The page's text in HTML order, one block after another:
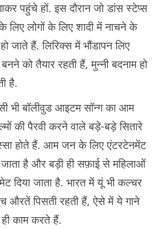
पहुंचे हों. इस दौरान जो डांस स्टेप्स
लिए लोगों के लिए शादी में नाचने के
जाते हैं. लिरिक्स में भौंडापन लिए
को तैयार रहती हैं, मुन्नी बदनाम हो
है.
भी बॉलीवुड आइटम सॉन्ग का आम
की पैरवी करने वाले बड़े-बड़े सितारे
होते हैं. आम जन के लिए एंटरटेनमेंट
जाता है और बड़ी ही सफ़ाई से महिलाओं
दिया जाता है. भारत में यूं भी कल्चर
औरतें पिसती रहती हैं, ऐसे में ये गाने
काम करते हैं.